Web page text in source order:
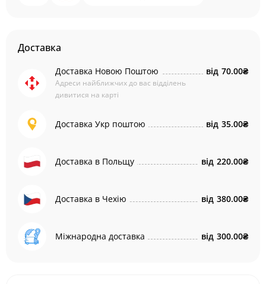
Доставка
Доставка Новою Поштою
Адреси найближчих до вас відділень
дивитися на карті
від 70.00₴
Доставка Укр поштою від 35.00₴
Доставка в Польщу від 220.00₴
Доставка в Чехію від 380.00₴
Міжнародна доставка від 300.00₴